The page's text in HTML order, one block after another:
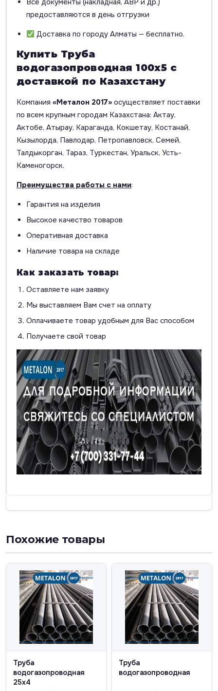
Все документы (накладная, АВР и др.)
предоставляются в день отгрузки
Доставка по городу Алматы — бесплатно.
Купить Труба
водогазопроводная 100х5 с
доставкой по Казахстану
Компания «Металон 2017» осуществляет поставки
по всем крупным городам Казахстана: Актау,
Актобе, Атырау, Караганда, Кокшетау, Костанай,
Кызылорда, Павлодар, Петропавловск, Семей,
Талдыкорган, Тараз, Туркестан, Уральск, Усть-
Каменогорск.
Преимущества работы с нами:
Гарантия на изделия
Высокое качество товаров
Оперативная доставка
Наличие товара на складе
Как заказать товар:
Оставляете нам заявку
Мы выставляем Вам счет на оплату
Оплачиваете товар удобным для Вас способом
Получаете свой товар
Похожие товары
Труба
водогазопроводная
25х4
Труба
водогазопроводная